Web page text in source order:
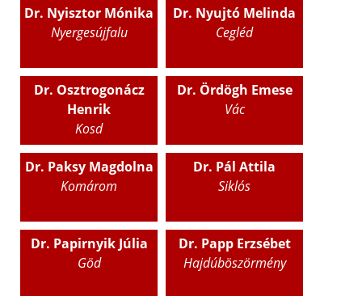
Dr. Nyisztor Mónika
Nyergesújfalu
Dr. Nyujtó Melinda
Cegléd
Dr. Osztrogonácz
Henrik
Kosd
Dr. Ördögh Emese
Vác
Dr. Paksy Magdolna
Komárom
Dr. Pál Attila
Siklós
Dr. Papirnyik Júlia
Göd
Dr. Papp Erzsébet
Hajdúböszörmény